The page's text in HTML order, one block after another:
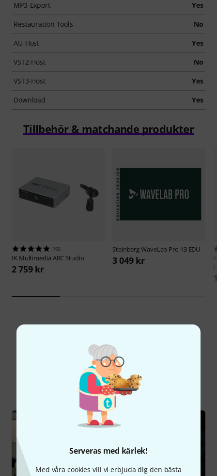
Serveras med kärlek!
Med våra cookies vill vi erbjuda dig den bästa
MP3-Export Yes
Restauration Tools No
AU-Host Yes
VST2-Host No
VST3-Host Yes
Download Yes
Tillbehör & matchande produkter
102
IK Multimedia ARC Studio
2 759 kr
SteinbergWaveLab Pro 13 EDU
3 049 kr
Visste du?
Alla Onlineguide